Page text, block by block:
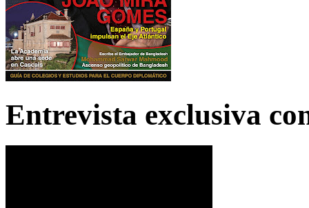
Entrevista exclusiva